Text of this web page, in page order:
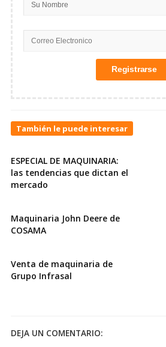
También le puede interesar
ESPECIAL DE MAQUINARIA:
las tendencias que dictan el
mercado
Maquinaria John Deere de
COSAMA
Venta de maquinaria de
Grupo Infrasal
DEJA UN COMENTARIO: